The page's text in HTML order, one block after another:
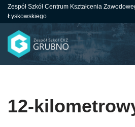
do
treści
Zespół Szkół Centrum Kształcenia
Łyskowskiego
12-